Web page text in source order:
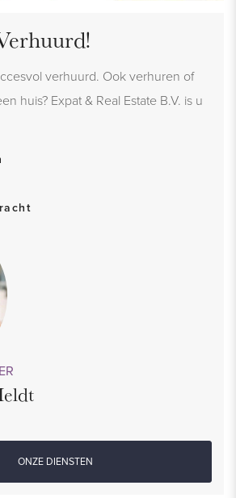
verhuurd. Ook verhuren of
huis? Expat & Real Estate B.V. is u
ONZE DIENSTEN